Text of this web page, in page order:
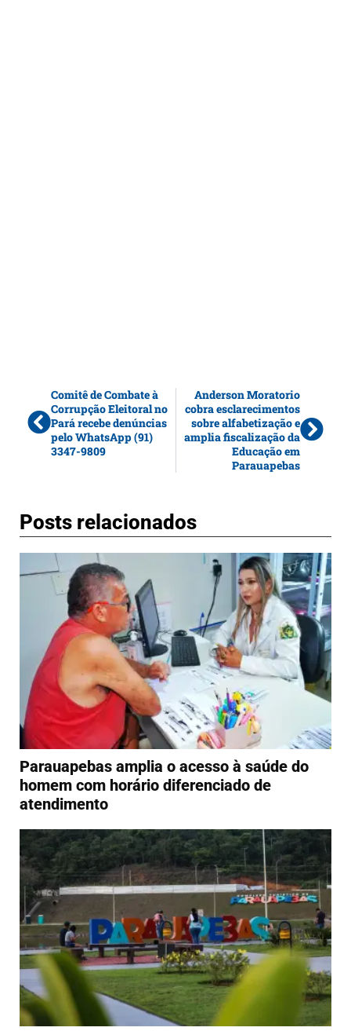
Comitê de Combate à
Corrupção Eleitoral no
Pará recebe denúncias
pelo WhatsApp (91)
3347-9809
Anderson Moratorio
cobra esclarecimentos
sobre alfabetização e
amplia fiscalização da
Educação em
Parauapebas
Posts relacionados
Parauapebas amplia o acesso à saúde do
homem com horário diferenciado de
atendimento